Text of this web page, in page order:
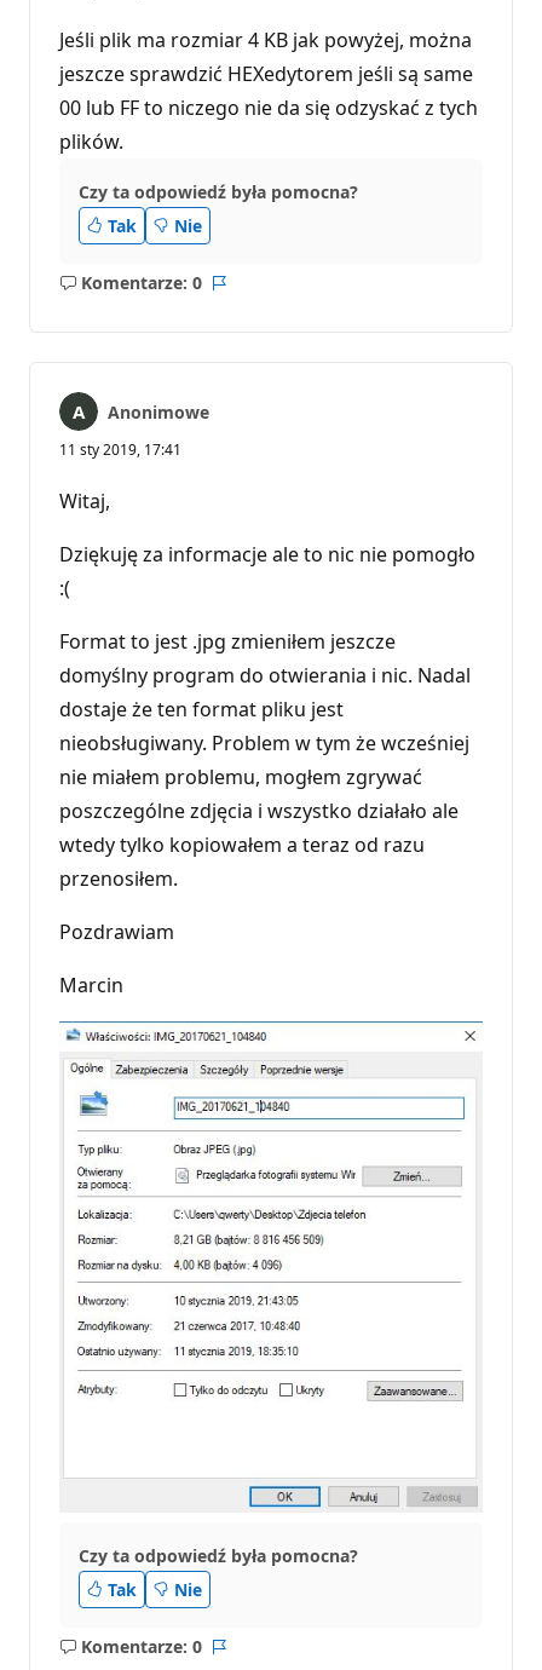
Jeśli plik ma rozmiar 4 KB jak powyżej, można
jeszcze sprawdzić HEXedytorem jeśli są same
00 lub FF to niczego nie da się odzyskać z tych
plików.
Czy ta odpowiedź była pomocna?
Tak
Nie
Komentarze: 0
Brak
Anonimowe
11 sty 2019, 17:41
Witaj,
Dziękuję za informacje ale to nic nie pomogło
:(
Format to jest .jpg zmieniłem jeszcze
domyślny program do otwierania i nic. Nadal
dostaje że ten format pliku jest
nieobsługiwany. Problem w tym że wcześniej
nie miałem problemu, mogłem zgrywać
poszczególne zdjęcia i wszystko działało ale
wtedy tylko kopiowałem a teraz od razu
przenosiłem.
Pozdrawiam
Marcin
Czy ta odpowiedź była pomocna?
Tak
Nie
Komentarze: 0
Brak